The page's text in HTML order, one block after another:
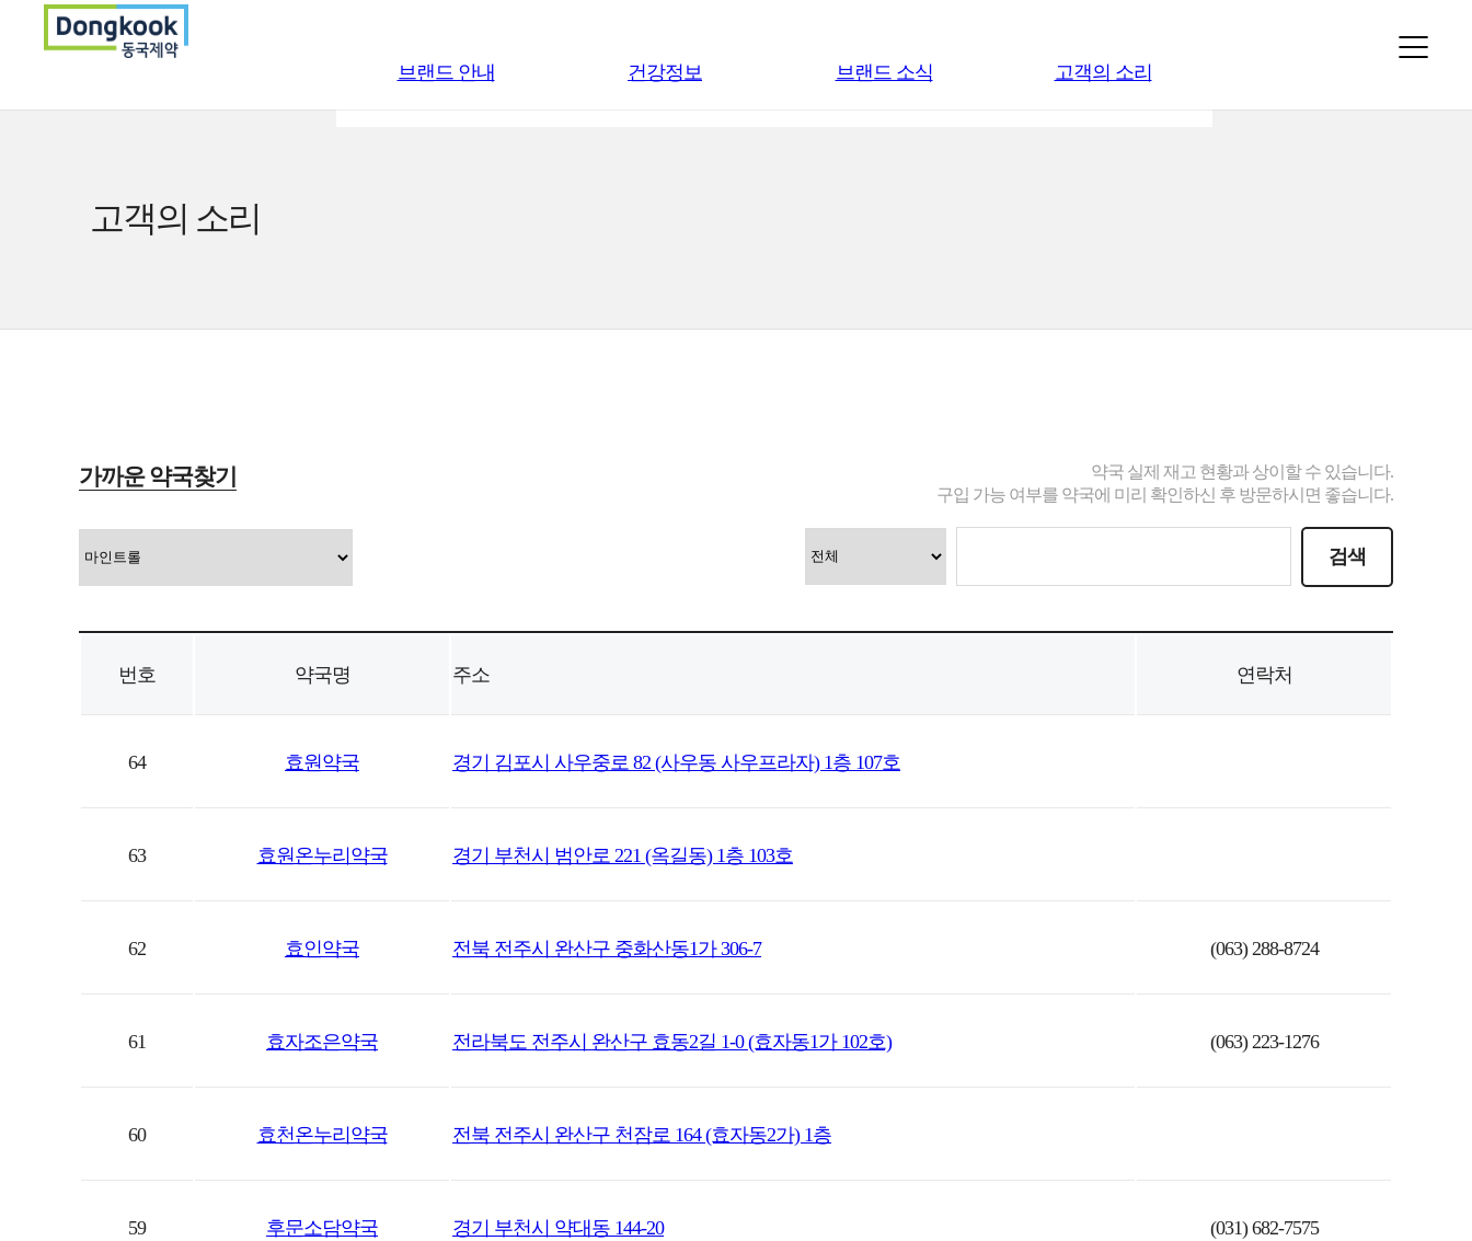
브랜드 안내 건강정보 브랜드 소식 고객의 소리
고객의 소리
가까운 약국찾기
약국 실제 재고 현황과 상이할 수 있습니다.
구입 가능 여부를 약국에 미리 확인하신 후 방문하시면 좋습니다.
번호 약국명 주소 연락처
64 효원약국 경기 김포시 사우중로 82 (사우동 사우프라자) 1층 107호
63 효원온누리약국 경기 부천시 범안로 221 (옥길동) 1층 103호
62 효인약국 전북 전주시 완산구 중화산동1가 306-7 (063) 288-8724
61 효자조은약국 전라북도 전주시 완산구 효동2길 1-0 (효자동1가 102호) (063) 223-1276
60 효천온누리약국 전북 전주시 완산구 천잠로 164 (효자동2가) 1층
59 후문소담약국 경기 부천시 약대동 144-20 (031) 682-7575